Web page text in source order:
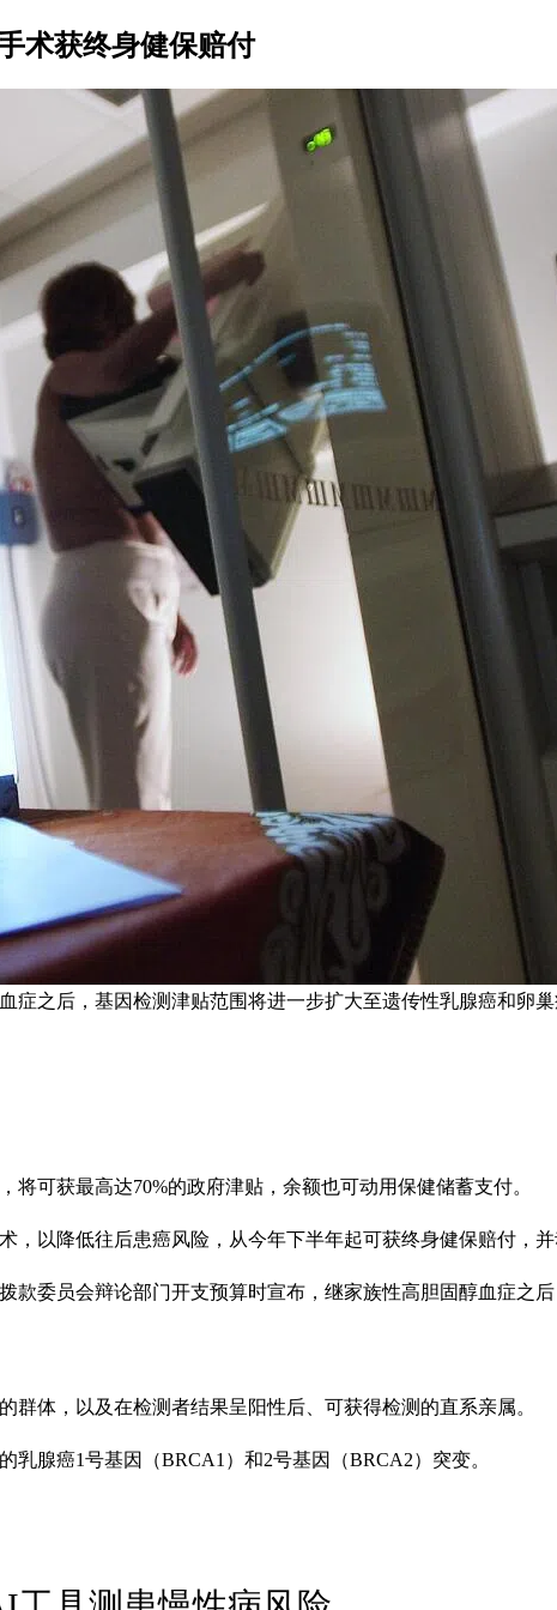
术获终身健保赔付
之后，基因检测津贴范围将进一步扩大至遗传性乳腺癌和卵巢
可获最高达70%的政府津贴，余额也可动用保健储蓄支付。
以降低往后患癌风险，从今年下半年起可获终身健保赔付，并
款委员会辩论部门开支预算时宣布，继家族性高胆固醇血症之
体，以及在检测者结果呈阳性后、可获得检测的直系亲属。
腺癌1号基因（BRCA1）和2号基因（BRCA2）突变。